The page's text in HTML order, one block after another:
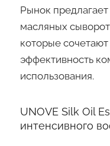
Рынок
масляных
которые
эффективность
использования.
UNOVE Silk Oil
интенсивного